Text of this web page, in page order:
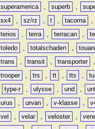
superamerica
, superb ,
sx4
, sz/rz , t , tacoma ,
terios
, terra , terracan ,
toledo
, totalschaden ,
trans
, transit , transporter ,
trooper
, trs , tt , tts ,
type-r , ulysse , und ,
urus
, urvan , v-klasse ,
vel
, velar , veloster ,